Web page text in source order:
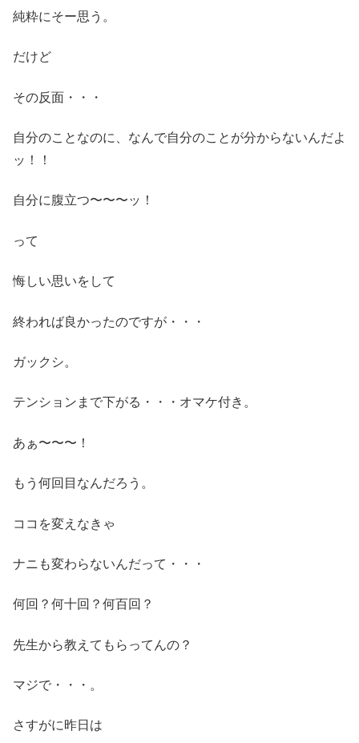
純粋にそー思う。
だけど
その反面・・・
自分のことなのに、なんで自分のことが分からないんだよ
ッ！！
自分に腹立つ〜〜〜ッ！
って
悔しい思いをして
終われば良かったのですが・・・
ガックシ。
テンションまで下がる・・・オマケ付き。
あぁ〜〜〜！
もう何回目なんだろう。
ココを変えなきゃ
ナニも変わらないんだって・・・
何回？何十回？何百回？
先生から教えてもらってんの？
マジで・・・。
さすがに昨日は